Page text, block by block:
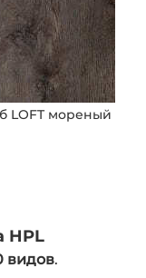
LOFT мореный
HPL
видов.